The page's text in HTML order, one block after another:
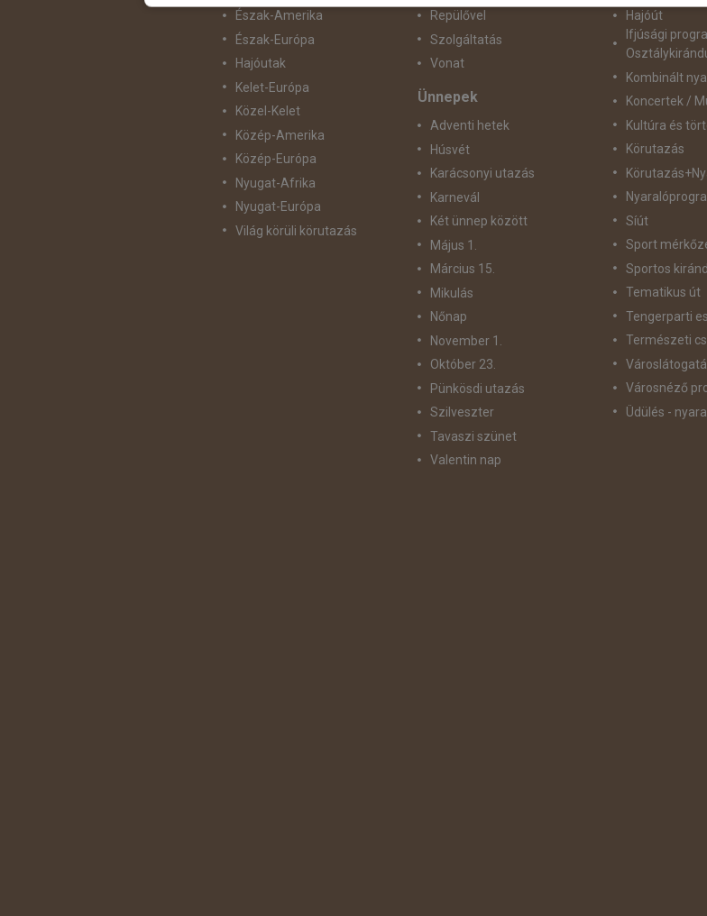
Észak-Amerika
Észak-Európa
Hajóutak
Kelet-Európa
Közel-Kelet
Közép-Amerika
Közép-Európa
Nyugat-Afrika
Nyugat-Európa
Világ körüli körutazás
Repülővel
Szolgáltatás
Vonat
Ünnepek
Adventi hetek
Húsvét
Karácsonyi utazás
Karnevál
Két ünnep között
Május 1.
Március 15.
Mikulás
Nőnap
November 1.
Október 23.
Pünkösdi utazás
Szilveszter
Tavaszi szünet
Valentin nap
Hajóút
Ifjúsági
Kombinált
Koncertek /
Kultúra és
Körutazás
Síút
Sport
Sportos
Tematikus út
Tengerparti
Természeti
Városnéző
Üdülés -